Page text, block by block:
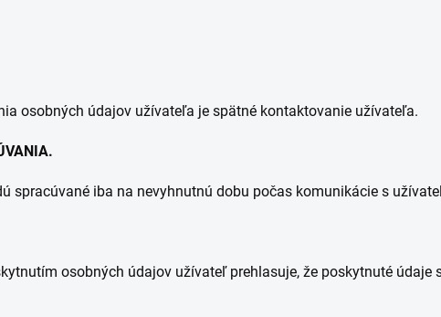
osobných údajov užívateľa je spätné kontaktovanie užívateľa.
spracúvané iba na nevyhnutnú dobu počas komunikácie s
osobných údajov užívateľ prehlasuje, že poskytnuté údaje